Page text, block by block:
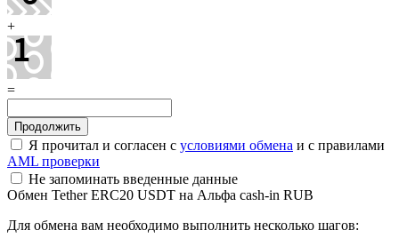
+
=
Я прочитал и согласен с условиями обмена и с правилами
AML проверки
Не запоминать введенные данные
Обмен Tether ERC20 USDT на Альфа cash-in RUB
Для обмена вам необходимо выполнить несколько шагов: